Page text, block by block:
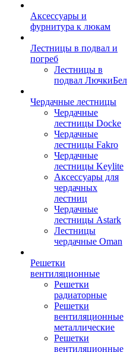
Аксессуары и
фурнитура к люкам
Лестницы в подвал и
погреб
Лестницы в
подвал ЛючкиБел
Чердачные лестницы
Чердачные
лестницы Docke
Чердачные
лестницы Fakro
Чердачные
лестницы Keylite
Аксессуары для
чердачных
лестниц
Чердачные
лестницы Astark
Лестницы
чердачные Oman
Решетки
вентиляционные
Решетки
радиаторные
Решетки
вентиляционные
металлические
Решетки
вентиляционные